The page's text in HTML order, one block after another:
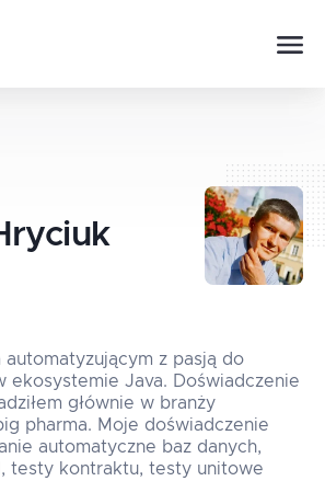
z pasją do
ekosystemie Java. Doświadczenie
głównie w branży
pharma. Moje doświadczenie
automatyczne baz danych,
testy kontraktu, testy unitowe